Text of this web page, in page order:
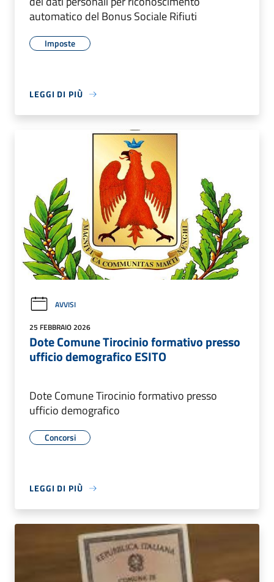
automatico del Bonus Sociale Rifiuti
Imposte
LEGGI DI PIÙ
AVVISI
25 FEBBRAIO 2026
Dote Comune Tirocinio formativo presso
ufficio demografico ESITO
Dote Comune Tirocinio formativo presso
ufficio demografico
Concorsi
LEGGI DI PIÙ